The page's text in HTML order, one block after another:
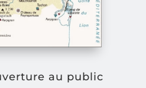
au public